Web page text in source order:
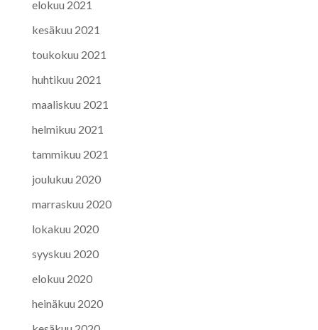
elokuu 2021
kesäkuu 2021
toukokuu 2021
huhtikuu 2021
maaliskuu 2021
helmikuu 2021
tammikuu 2021
joulukuu 2020
marraskuu 2020
lokakuu 2020
syyskuu 2020
elokuu 2020
heinäkuu 2020